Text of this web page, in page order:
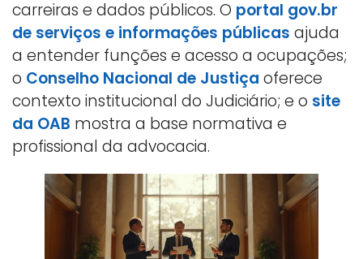
carreiras e dados públicos. O portal gov.br
de serviços e informações públicas ajuda
a entender funções e acesso a ocupações;
o Conselho Nacional de Justiça oferece
contexto institucional do Judiciário; e o site
da OAB mostra a base normativa e
profissional da advocacia.